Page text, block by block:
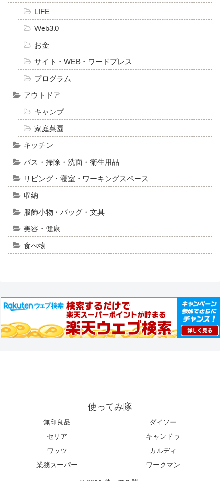
LIFE
Web3.0
お金
サイト・WEB・ワードプレス
プログラム
アウトドア
キャンプ
家庭菜園
キッチン
バス・掃除・洗面・衛生用品
リビング・寝室・ワーキングスペース
収納
服飾小物・バッグ・文具
美容・健康
食べ物
使ってみ隊
無印良品
ダイソー
セリア
キャンドゥ
ワッツ
カルディ
業務スーパー
ワークマン